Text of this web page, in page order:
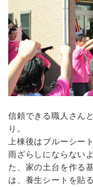
信頼できる職人さん
り。
上棟後はブルーシー
雨ざらしにならない
た、家の土台を作る
は、養生シートを貼